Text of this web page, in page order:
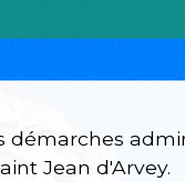
démarches
Jean d'Arvey.